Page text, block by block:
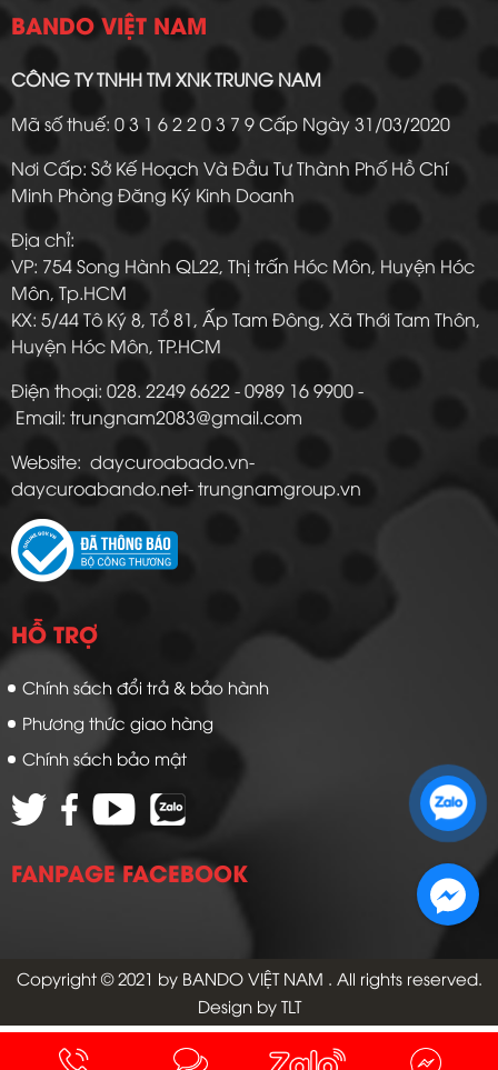
BANDO VIỆT NAM
CÔNG TY TNHH TM XNK TRUNG NAM
Mã số thuế: 0 3 1 6 2 2 0 3 7 9 Cấp Ngày 31/03/2020
Nơi Cấp: Sở Kế Hoạch Và Đầu Tư Thành Phố Hồ Chí
Minh Phòng Đăng Ký Kinh Doanh
Địa chỉ:
VP: 754 Song Hành QL22, Thị trấn Hóc Môn, Huyện Hóc
Môn, Tp.HCM
KX: 5/44 Tô Ký 8, Tổ 81, Ấp Tam Đông, Xã Thới Tam Thôn,
Huyện Hóc Môn, TP.HCM
Điện thoại: 028. 2249 6622 - 0989 16 9900 -
Email: trungnam2083@gmail.com
Website: daycuroabado.vn-
daycuroabando.net- trungnamgroup.vn
HỖ TRỢ
Chính sách đổi trả & bảo hành
Phương thức giao hàng
Chính sách bảo mật
FANPAGE FACEBOOK
Copyright © 2021 by BANDO VIỆT NAM . All rights reserved.
Design by TLT
Zalo 2: 0972 14 9900